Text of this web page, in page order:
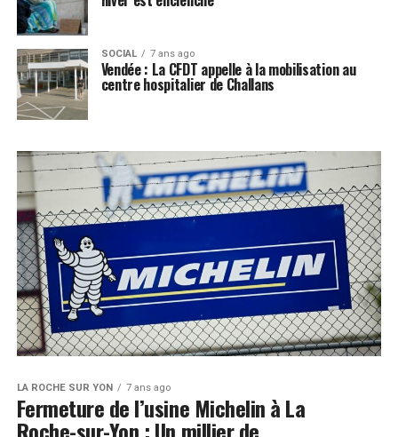
SOCIAL 7 ans ago
Vendée : La CFDT appelle à la mobilisation au
centre hospitalier de Challans
LA ROCHE SUR YON 7 ans ago
Fermeture de l’usine Michelin à La